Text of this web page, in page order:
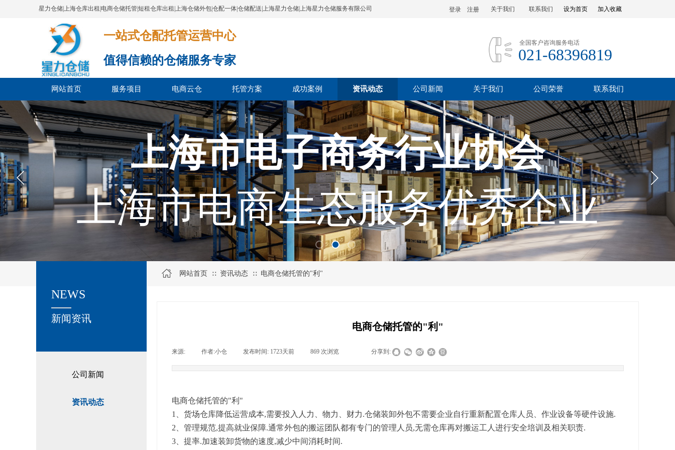
星力仓储|上海仓库出租|电商仓储托管|短租仓库出租|上海仓储外包|仓配一体|仓储配送|上海星力仓储|上海星力仓储服务有限公司 设为首页 加入收藏
登录 注册 联系我们
关于我们
一站式仓配托管运营中心​​​​​​​​​​​​​​​​​
值得信赖的仓储服务专家
全国客户咨询服务电话
021-68396819
网站首页 服务项目 电商云仓 托管方案 成功案例 资讯动态 公司新闻 关于我们 公司荣誉 联系我们
上海市电子商务行业协会
上海市电商生态服务优秀企业
公司新闻
资讯动态
关于我们
新闻资讯
NEWS
网站首页 ∷ 资讯动态 ∷ 电商仓储托管的"利"
电商仓储托管的"利"
来源: 作者:小仓 发布时间: 1723天前 869 次浏览 分享到:
电商仓储托管的"利"
1、货场仓库降低运营成本,需要投入人力、物力、财力.仓储装卸外包不需要企业自行重新配置仓库人员、作业设备等硬件设施.
2、管理规范,提高就业保障.通常外包的搬运团队都有专门的管理人员,无需仓库再对搬运工人进行安全培训及相关职责.
3、提率.加速装卸货物的速度,减少中间消耗时间.